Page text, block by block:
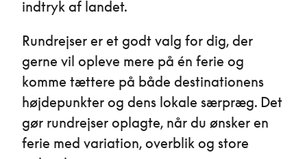
indtryk af landet.
Rundrejser er et godt valg for dig, der
gerne vil opleve mere på én ferie og
komme tættere på både destinationens
højdepunkter og dens lokale særpræg. Det
gør rundrejser oplagte, når du ønsker en
ferie med variation, overblik og store